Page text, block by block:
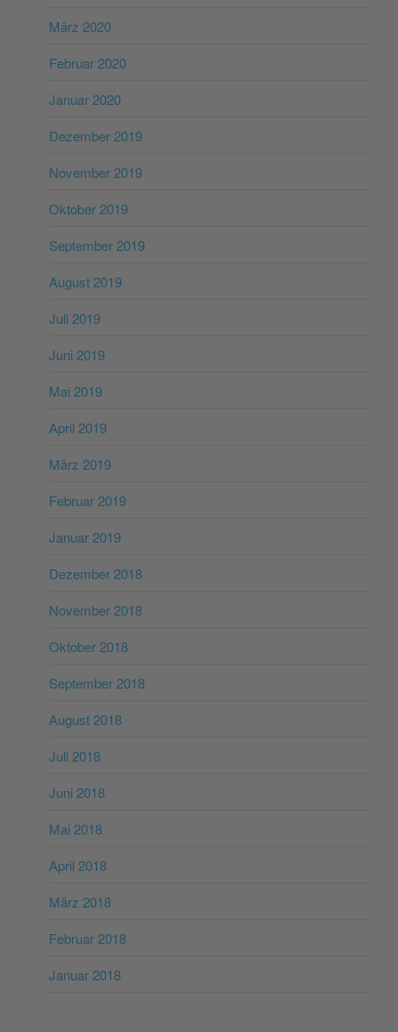
März 2020
Februar 2020
Januar 2020
Dezember 2019
November 2019
Oktober 2019
September 2019
August 2019
Juli 2019
Juni 2019
Mai 2019
April 2019
März 2019
Februar 2019
Januar 2019
Dezember 2018
November 2018
Oktober 2018
September 2018
August 2018
Juli 2018
Juni 2018
Mai 2018
April 2018
März 2018
Februar 2018
Januar 2018